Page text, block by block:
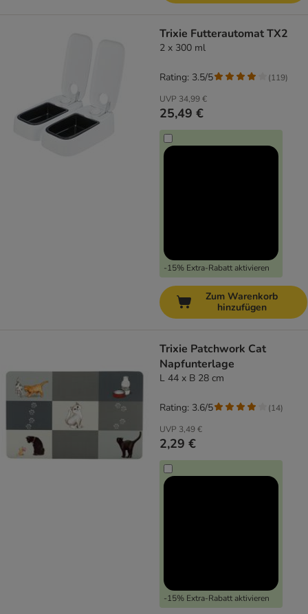
Trixie Futterautomat TX2
2 x 300 ml
UVP 34,99 €
25,49 €
-15% Extra-Rabatt aktivieren
Rating: 3.5/5 (119)
Zum Warenkorb
hinzufügen
Trixie Patchwork Cat
Napfunterlage
L 44 x B 28 cm
UVP 3,49 €
2,29 €
-15% Extra-Rabatt aktivieren
Rating: 3.6/5 (14)